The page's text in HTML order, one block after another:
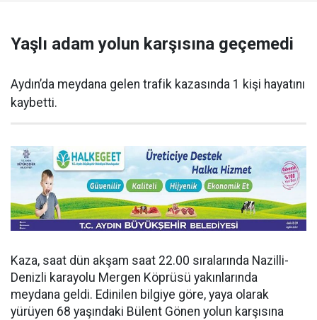
Yaşlı adam yolun karşısına geçemedi
Aydın’da meydana gelen trafik kazasında 1 kişi hayatını
kaybetti.
Kaza, saat dün akşam saat 22.00 sıralarında Nazilli-
Denizli karayolu Mergen Köprüsü yakınlarında
meydana geldi. Edinilen bilgiye göre, yaya olarak
yürüyen 68 yaşındaki Bülent Gönen yolun karşısına